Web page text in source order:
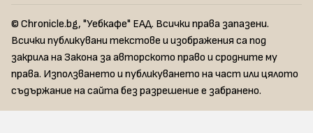
© Chronicle.bg, "Уебкафе" ЕАД. Всички права запазени.
Всички публикувани текстове и изображения са под
закрила на Закона за авторското право и сродните му
права. Използването и публикуването на част или цялото
съдържание на сайта без разрешение е забранено.